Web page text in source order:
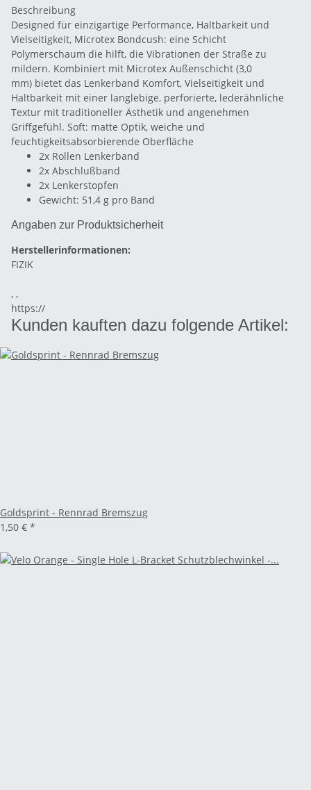
Beschreibung
Designed für einzigartige Performance, Haltbarkeit und
Vielseitigkeit, Microtex Bondcush: eine Schicht
Polymerschaum die hilft, die Vibrationen der Straße zu
mildern. Kombiniert mit Microtex Außenschicht (3,0
mm) bietet das Lenkerband Komfort, Vielseitigkeit und
Haltbarkeit mit einer langlebige, perforierte, lederähnliche
Textur mit traditioneller Ästhetik und angenehmen
Griffgefühl. Soft: matte Optik, weiche und
feuchtigkeitsabsorbierende Oberfläche
2x Rollen Lenkerband
2x Abschlußband
2x Lenkerstopfen
Gewicht: 51,4 g pro Band
Angaben zur Produktsicherheit
Herstellerinformationen:
FIZIK
, ,
https://
Kunden kauften dazu folgende Artikel:
Goldsprint - Rennrad Bremszug
1,50 € *